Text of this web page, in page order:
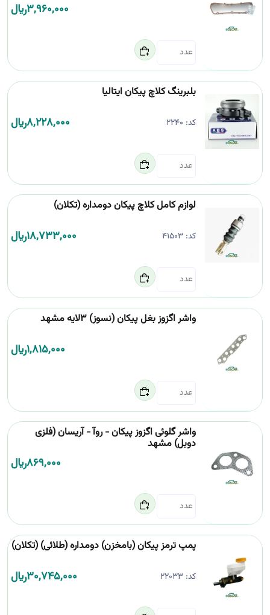
3,960,000﷼
بلبرینگ کلاچ پیکان ایتالیا
کد: 2240
8,228,000﷼
لوازم کامل کلاچ پیکان دومداره (تکلان)
کد:41503
18,733,000﷼
واشر اگزوز بغل پیکان (نسوز) 3لایه مشهد
1,815,000﷼
واشر گلوئی اگزوز پیکان - روآ - آریسان (فلزی
دوبل) مشهد
869,000﷼
پمپ ترمز پیکان (بامخزن) دومداره (طلائی) (تکلان)
کد:22033
30,745,000﷼